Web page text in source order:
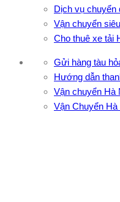
Dịch vụ
Vận chuyển
Cho thuê xe tải
Gửi hàng tàu
Hướng dẫn
Vận chuyển Hà
Vận Chuyển